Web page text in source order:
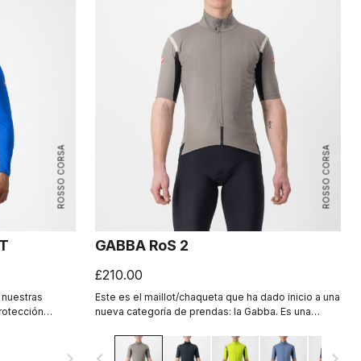
ROSSO CORSA
contra el
prenda
ROSSO CORSA
GABBA RoS 2
£210.00
Este es el maillot/chaqueta que ha dado inicio a una
nueva categoría de prendas: la Gabba. Es una
perfecta también con clima seco. Ha sido diseñada
para ponerla con los manguitos Nano Flex y